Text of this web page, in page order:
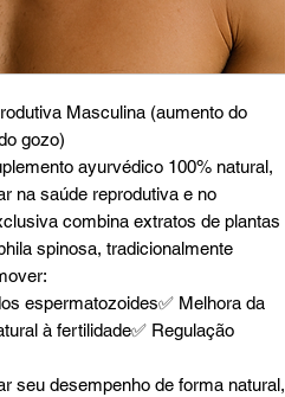
Masculina (aumento do
gozo)
ayurvédico 100% natural,
na saúde reprodutiva e no
combina extratos de plantas
spinosa, tradicionalmente
espermatozoides✅ Melhora da
à fertilidade✅ Regulação
seu desempenho de forma natural,